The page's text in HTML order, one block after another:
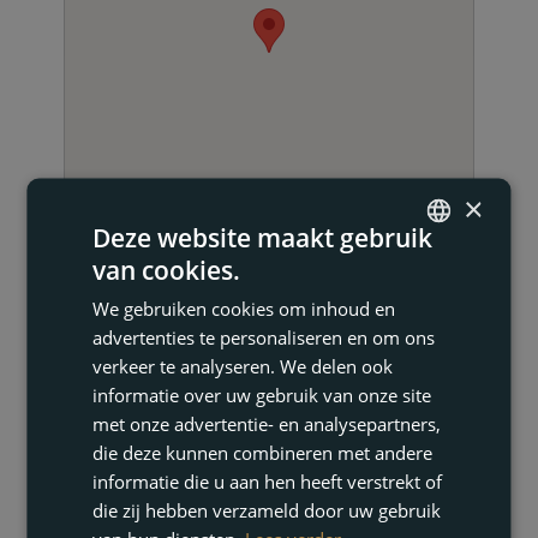
NEEM CONTACT OP GERMAN
×
Deze website maakt gebruik
van cookies.
We gebruiken cookies om inhoud en
advertenties te personaliseren en om ons
verkeer te analyseren. We delen ook
informatie over uw gebruik van onze site
met onze advertentie- en analysepartners,
die deze kunnen combineren met andere
informatie die u aan hen heeft verstrekt of
die zij hebben verzameld door uw gebruik